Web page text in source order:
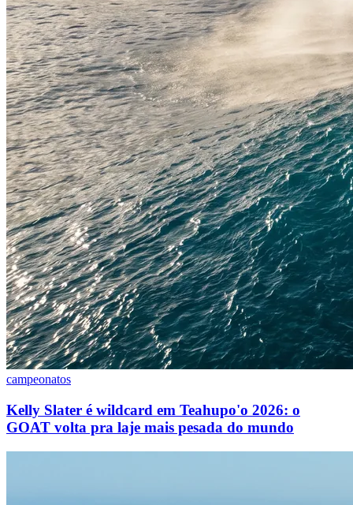
campeonatos
Kelly Slater é wildcard em Teahupo'o 2026: o
GOAT volta pra laje mais pesada do mundo